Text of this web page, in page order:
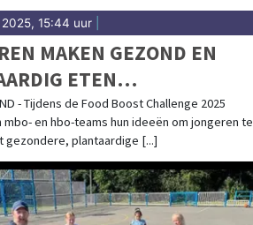
2025, 15:44 uur
MAKEN GEZOND EN
ETEN
- Tijdens de Food Boost Challenge 2025
en hbo-teams hun ideeën om jongeren te
gezondere, plantaardige [...]